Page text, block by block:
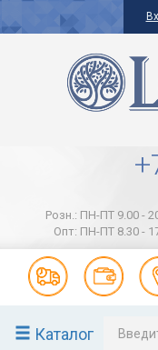
Розн.: ПН-ПТ 9.00 -
Опт: ПН-ПТ 8.30 -
Каталог